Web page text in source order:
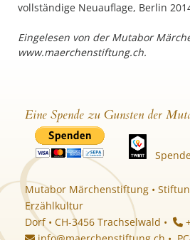
vollständige Neuauflage, Berlin
Eingelesen von der Mutabor
www.maerchenstiftung.ch.
Eine Spende zu Gunsten der
Mutabor Märchenstiftung •
Erzählkultur
Dorf • CH-3456 Trachselwald •